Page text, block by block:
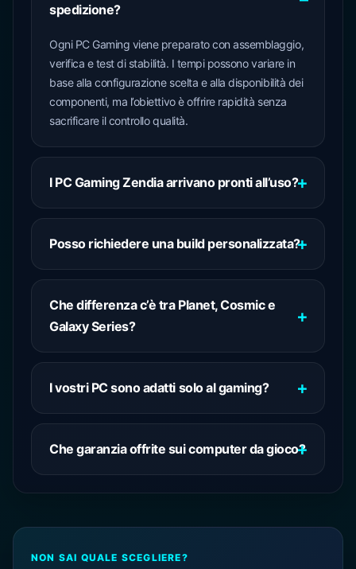
spedizione?
Ogni PC Gaming viene preparato con assemblaggio,
verifica e test di stabilità. I tempi possono variare in
base alla configurazione scelta e alla disponibilità dei
componenti, ma l’obiettivo è offrire rapidità senza
sacrificare il controllo qualità.
I PC Gaming Zendia arrivano pronti all’uso?
Posso richiedere una build personalizzata?
Che differenza c’è tra Planet, Cosmic e
Galaxy Series?
I vostri PC sono adatti solo al gaming?
Che garanzia offrite sui computer da gioco?
NON SAI QUALE SCEGLIERE?